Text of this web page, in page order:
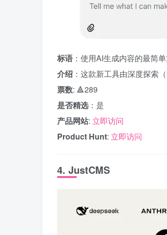
标语 ：使用AI生成内容的最简
介绍 ：这款新工具由深度探索
票数: 🔺289
是否精选：是
产品网站: 立即访问
Product Hunt: 立即访问
4. JustCMS